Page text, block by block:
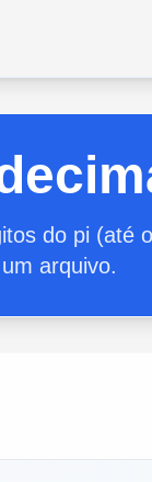
do pi (até
arquivo.